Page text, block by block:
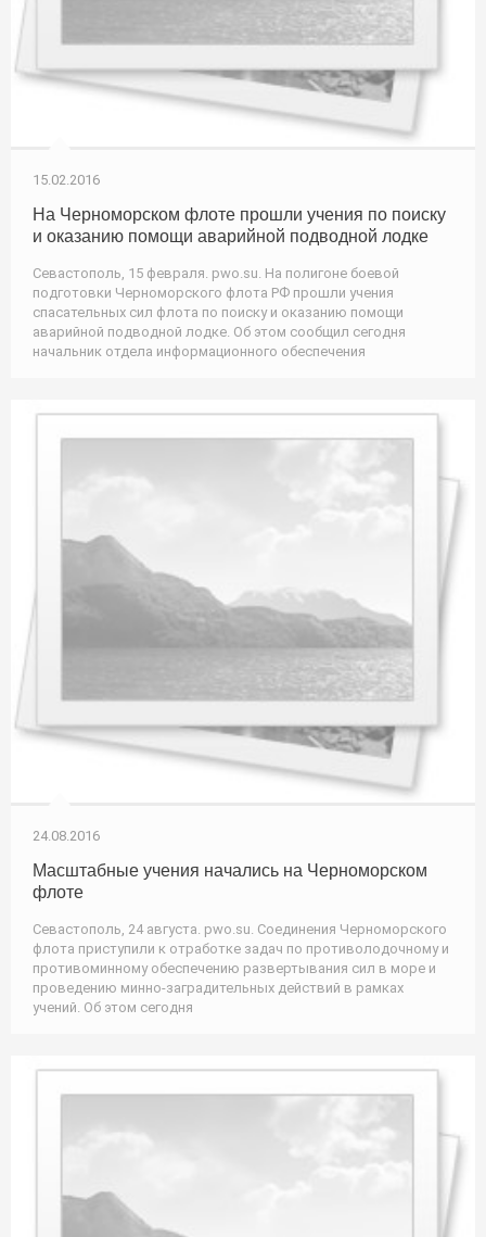
15.02.2016
На Черноморском флоте прошли учения по поиску
и оказанию помощи аварийной подводной лодке
Севастополь, 15 февраля. pwo.su. На полигоне боевой
подготовки Черноморского флота РФ прошли учения
спасательных сил флота по поиску и оказанию помощи
аварийной подводной лодке. Об этом сообщил сегодня
начальник отдела информационного обеспечения
24.08.2016
Масштабные учения начались на Черноморском
флоте
Севастополь, 24 августа. pwo.su. Соединения Черноморского
флота приступили к отработке задач по противолодочному и
противоминному обеспечению развертывания сил в море и
проведению минно-заградительных действий в рамках
учений. Об этом сегодня